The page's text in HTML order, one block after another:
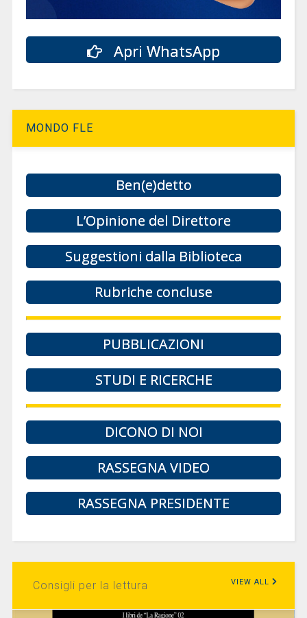
Apri WhatsApp
MONDO FLE
Ben(e)detto
L’Opinione del Direttore
Suggestioni dalla Biblioteca
Rubriche concluse
PUBBLICAZIONI
STUDI E RICERCHE
DICONO DI NOI
RASSEGNA VIDEO
RASSEGNA PRESIDENTE
Consigli per la lettura VIEW ALL